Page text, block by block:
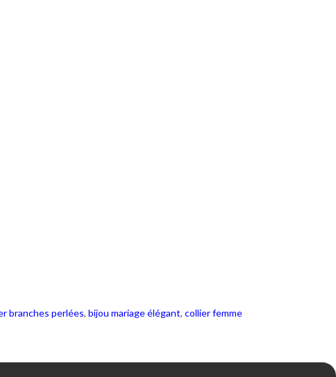
branches perlées, bijou mariage élégant, collier femme